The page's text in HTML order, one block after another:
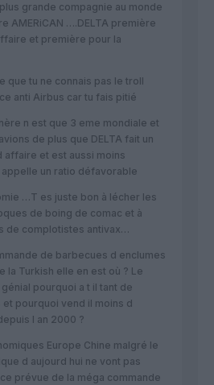
grande compagnie au monde
AMERiCAN ….DELTA première
et première pour la
que tu ne connais pas le troll
anti Airbus car tu fais pitié
n est que 3 eme mondiale et
de plus que DELTA fait un
affaire et est aussi moins
un ratio défavorable
…T es juste bon à lécher les
de boing de comac et à
de complotistes antivax…
de barbecues d enclumes
la Turkish elle en est où ? Le
pourquoi a t il tant de
pourquoi vend il moins d
l an 2000 ?
Europe Chine malgré le
d aujourd hui ne vont pas
prévue de la méga commande